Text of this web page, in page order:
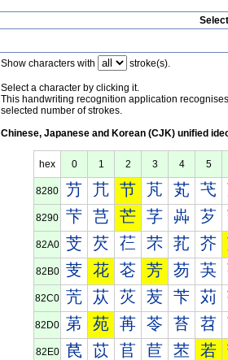
Show characters with stroke(s).
Select a character by clicking it.
This handwriting recognition application
selected number of strokes.
Chinese, Japanese and Korean (CJK) unified
hex 0 1 2 3 4 5
8280 芀 芁 节 芃 芄 芅
8290 芐 芑 芒 芓 芔 芕
82A0 芠 芡 芢 芣 芤 芥
82B0 芰 花 芲 芳 芴 芵
82C0 苀 苁 苂 苃 苄 苅
82D0 苐 苑 苒 苓 苔 苕
82E0 苠 苡 苢 苣 苤 若